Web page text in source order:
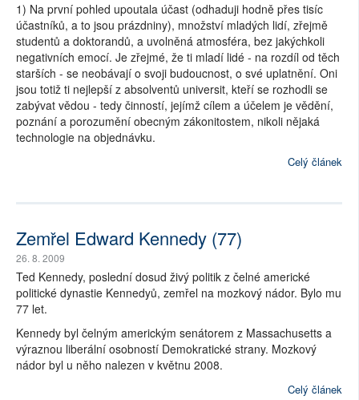
1) Na první pohled upoutala účast (odhaduji hodně přes tisíc
účastníků, a to jsou prázdniny), množství mladých lidí, zřejmě
studentů a doktorandů, a uvolněná atmosféra, bez jakýchkoli
negativních emocí. Je zřejmé, že ti mladí lidé - na rozdíl od těch
starších - se neobávají o svoji budoucnost, o své uplatnění. Oni
jsou totiž ti nejlepší z absolventů universit, kteří se rozhodli se
zabývat vědou - tedy činností, jejímž cílem a účelem je vědění,
poznání a porozumění obecným zákonitostem, nikoli nějaká
technologie na objednávku.
Celý článek
Zemřel Edward Kennedy (77)
26. 8. 2009
Ted Kennedy, poslední dosud živý politik z čelné americké
politické dynastie Kennedyů, zemřel na mozkový nádor. Bylo mu
77 let.
Kennedy byl čelným americkým senátorem z Massachusetts a
výraznou liberální osobností Demokratické strany. Mozkový
nádor byl u něho nalezen v květnu 2008.
Celý článek